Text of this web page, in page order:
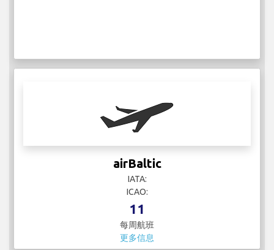
airBaltic
IATA:
ICAO:
11
每周航班
更多信息